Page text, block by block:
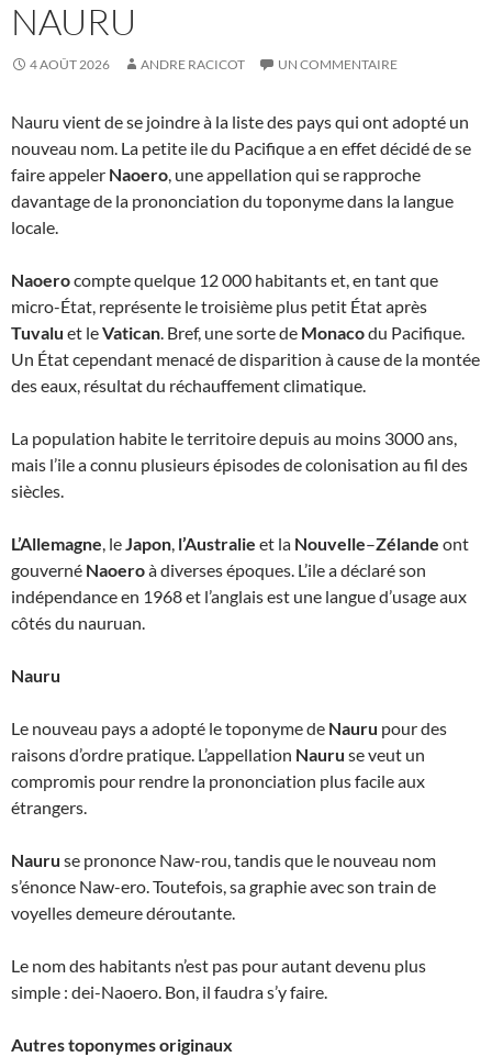
NAURU
4 AOÛT 2026 ANDRE RACICOT UN COMMENTAIRE
Nauru vient de se joindre à la liste des pays qui ont adopté un
nouveau nom. La petite ile du Pacifique a en effet décidé de se
faire appeler Naoero, une appellation qui se rapproche
davantage de la prononciation du toponyme dans la langue
locale.
Naoerocompte quelque 12 000 habitants et, en tant que
micro-État, représente le troisième plus petit État après
Tuvalu et leVatican. Bref, une sorte de Monacodu Pacifique.
Un État cependant menacé de disparition à cause de la montée
des eaux, résultat du réchauffement climatique.
La population habite le territoire depuis au moins 3000 ans,
mais l’ile a connu plusieurs épisodes de colonisation au fil des
siècles.
L’Allemagne, leJapon, l’Australie et la Nouvelle–Zélande ont
gouverné Naoeroà diverses époques. L’ile a déclaré son
indépendance en 1968 et l’anglais est une langue d’usage aux
côtés du nauruan.
Nauru
Le nouveau pays a adopté le toponyme de Nauru pour des
raisons d’ordre pratique. L’appellation Nauru se veut un
compromis pour rendre la prononciation plus facile aux
étrangers.
Nauru se prononce Naw-rou, tandis que le nouveau nom
s’énonce Naw-ero. Toutefois, sa graphie avec son train de
voyelles demeure déroutante.
Le nom des habitants n’est pas pour autant devenu plus
simple : dei-Naoero. Bon, il faudra s’y faire.
Autres toponymes originaux